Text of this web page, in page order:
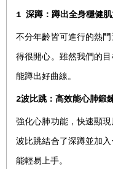
1 深蹲：蹲出全身穩健肌
不分年齡皆可進行的熱
得很開心。雖然我們的
能蹲出好曲線。
2波比跳： 高效能心肺鍛
強化心肺功能，快速顯
波比跳結合了深蹲並加
能輕易上手。